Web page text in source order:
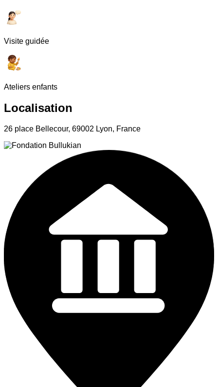
Visite guidée
Ateliers enfants
Localisation
26 place Bellecour, 69002 Lyon, France